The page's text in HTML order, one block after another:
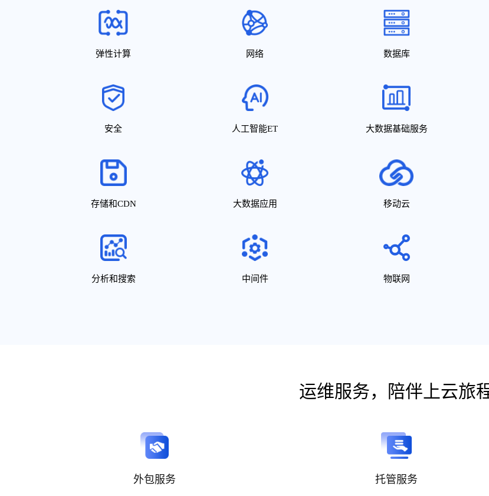
弹性计算 网络 数据库
安全 人工智能ET 大数据基础服务
存储和CDN 大数据应用 移动云
分析和搜索 中间件 物联网
运维服务，陪伴上云旅
外包服务 托管服务